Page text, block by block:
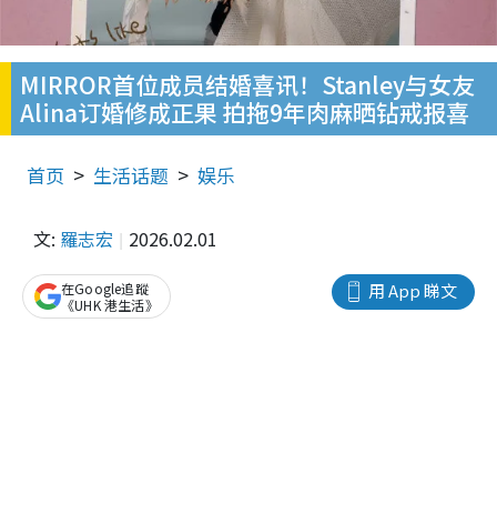
MIRROR首位成员结婚喜讯！Stanley与女友
Alina订婚修成正果 拍拖9年肉麻晒钻戒报喜
首页 生活话题 娱乐
文: 羅志宏 2026.02.01
用 App 睇文
在Google追蹤
《UHK 港生活》